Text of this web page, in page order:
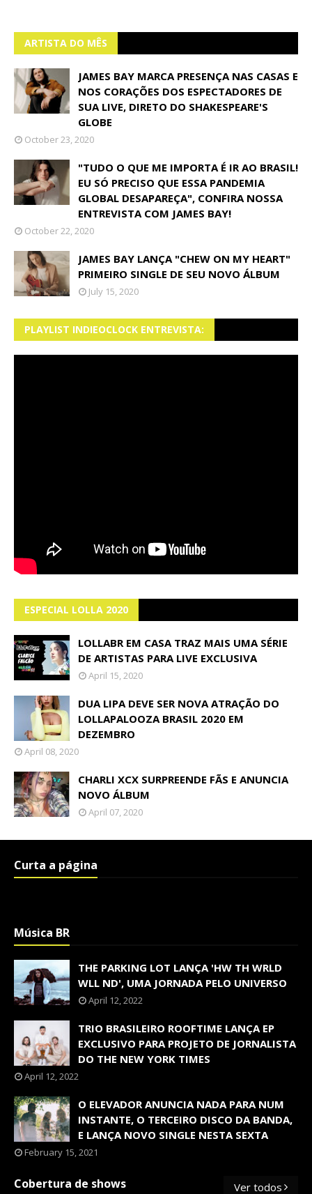
ARTISTA DO MÊS
JAMES BAY MARCA PRESENÇA NAS CASAS E
NOS CORAÇÕES DOS ESPECTADORES DE
SUA LIVE, DIRETO DO SHAKESPEARE'S
GLOBE
October 23, 2020
"TUDO O QUE ME IMPORTA É IR AO BRASIL!
EU SÓ PRECISO QUE ESSA PANDEMIA
GLOBAL DESAPAREÇA", CONFIRA NOSSA
ENTREVISTA COM JAMES BAY!
October 22, 2020
JAMES BAY LANÇA "CHEW ON MY HEART"
PRIMEIRO SINGLE DE SEU NOVO ÁLBUM
July 15, 2020
PLAYLIST INDIEOCLOCK ENTREVISTA:
ESPECIAL LOLLA 2020
LOLLABR EM CASA TRAZ MAIS UMA SÉRIE
DE ARTISTAS PARA LIVE EXCLUSIVA
April 15, 2020
DUA LIPA DEVE SER NOVA ATRAÇÃO DO
LOLLAPALOOZA BRASIL 2020 EM
DEZEMBRO
April 08, 2020
CHARLI XCX SURPREENDE FÃS E ANUNCIA
NOVO ÁLBUM
April 07, 2020
Curta a página
Música BR
THE PARKING LOT LANÇA 'HW TH WRLD
WLL ND', UMA JORNADA PELO UNIVERSO
April 12, 2022
TRIO BRASILEIRO ROOFTIME LANÇA EP
EXCLUSIVO PARA PROJETO DE JORNALISTA
DO THE NEW YORK TIMES
April 12, 2022
O ELEVADOR ANUNCIA NADA PARA NUM
INSTANTE, O TERCEIRO DISCO DA BANDA,
E LANÇA NOVO SINGLE NESTA SEXTA
February 15, 2021
Cobertura de shows Ver todos